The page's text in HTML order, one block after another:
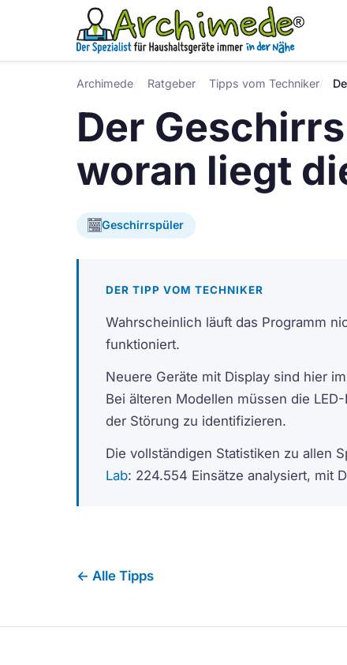
Archimede Ratgeber Tipps vom Techniker
Der
woran liegt
Geschirrspüler
DER TIPP VOM TECHNIKER
Wahrscheinlich läuft das Programm
funktioniert.
Neuere Geräte mit Display sind hier
Bei älteren Modellen müssen die
der Störung zu identifizieren.
Die vollständigen Statistiken zu allen
Lab: 224.554 Einsätze analysiert, mit
← Alle Tipps